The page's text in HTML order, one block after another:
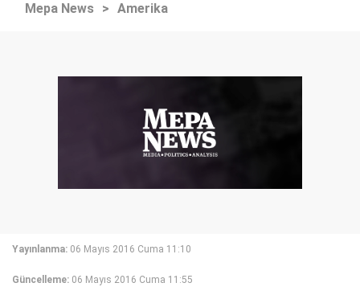
Mepa News > Amerika
Yayınlanma: 06 Mayıs 2016 Cuma 11:10
Güncelleme: 06 Mayıs 2016 Cuma 11:55